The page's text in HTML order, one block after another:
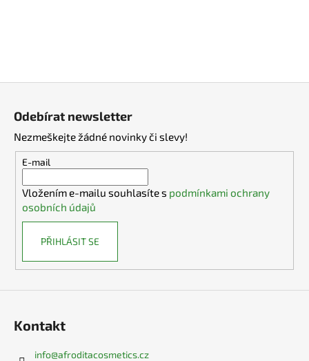
Odebírat newsletter
Nezmeškejte žádné novinky či slevy!
E-mail
Vložením e-mailu souhlasíte s podmínkami ochrany
osobních údajů
PŘIHLÁSIT SE
Kontakt
info@afroditacosmetics.cz